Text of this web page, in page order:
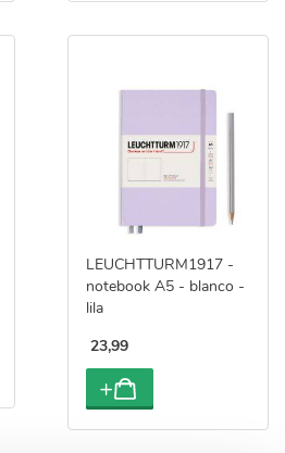
LEUCHTTURM1917 -
notebook A5 - blanco -
lila
23,99